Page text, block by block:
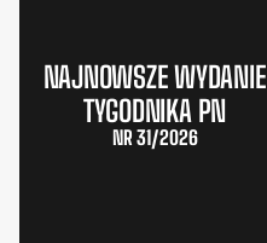
NAJNOWSZE WYDANIE
TYGODNIKA PN
NR 31/2026